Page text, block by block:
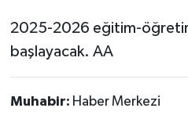
2025-2026 eğitim-
başlayacak. AA
Muhabir: Haber Merkezi